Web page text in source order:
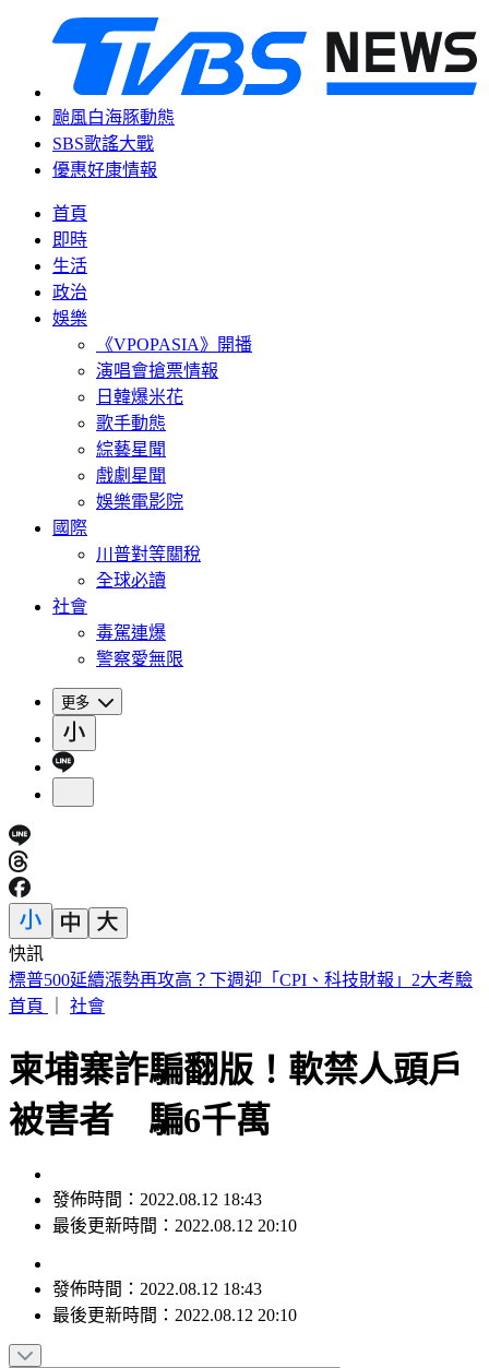
颱風白海豚動態
SBS歌謠大戰
優惠好康情報
首頁
即時
生活
政治
娛樂
《VPOPASIA》開播
演唱會搶票情報
日韓爆米花
歌手動態
綜藝星聞
戲劇星聞
娛樂電影院
國際
川普對等關稅
全球必讀
社會
毒駕連爆
警察愛無限
更多
快訊
最新風雨預測！中午最有感 明清晨2縣市達停班課標準
首頁
社會
柬埔寨詐騙翻版！軟禁人頭戶
被害者 騙6千萬
發佈時間：2022.08.12 18:43
最後更新時間：2022.08.12 20:10
發佈時間： 2022.08.12 18:43
最後更新時間： 2022.08.12 20:10